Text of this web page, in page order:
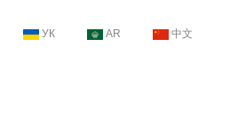
УК AR 中文